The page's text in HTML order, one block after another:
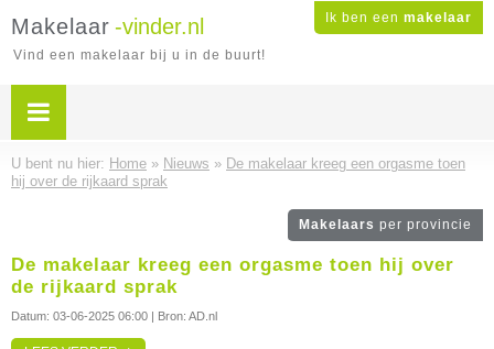
Ik ben een makelaar
Makelaar -vinder.nl
Vind een makelaar bij u in de buurt!
U bent nu hier: Home » Nieuws » De makelaar kreeg een orgasme toen
hij over de rijkaard sprak
Makelaars per provincie
De makelaar kreeg een orgasme toen hij over
de rijkaard sprak
Datum: 03-06-2025 06:00 | Bron: AD.nl